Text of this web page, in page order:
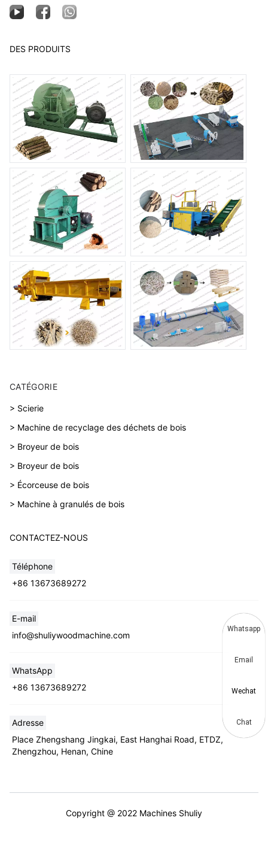
DES PRODUITS
CATÉGORIE
> Scierie
> Machine de recyclage des déchets de bois
> Broyeur de bois
> Broyeur de bois
> Écorceuse de bois
> Machine à granulés de bois
CONTACTEZ-NOUS
Téléphone
+86 13673689272
E-mail
info@shuliywoodmachine.com
WhatsApp
+86 13673689272
Adresse
Place Zhengshang Jingkai, East Hanghai Road, ETDZ,
Zhengzhou, Henan, Chine
Copyright @ 2022 Machines Shuliy
Whatsapp
Email
Wechat
Chat